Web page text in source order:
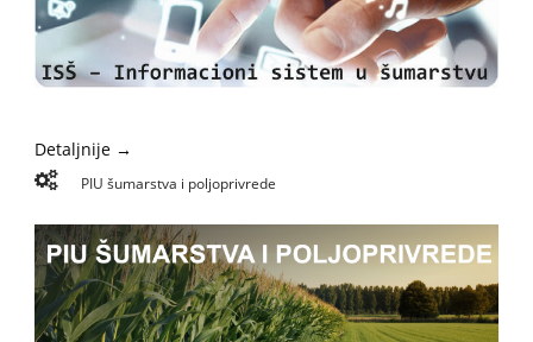
Detaljnije →
PIU šumarstva i poljoprivrede